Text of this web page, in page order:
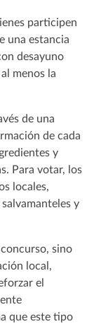
participen
una estancia
desayuno
menos la
de una
de cada
y
Para votar, los
locales,
y
sino
local,
el
que este tipo